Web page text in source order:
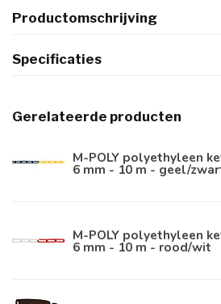
Productomschrijving
Specificaties
Gerelateerde producten
M-POLY polyethyleen
6 mm - 10 m - geel/
M-POLY polyethyleen
6 mm - 10 m - rood/wit